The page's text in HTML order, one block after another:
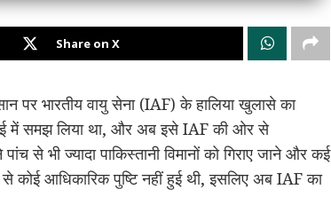
Share on X
पर भारतीय वायु सेना (IAF) के हालिया खुलासे का
मई में समझ लिया था, और अब इसे IAF की ओर से
से भी ज्यादा पाकिस्तानी विमानों को गिराए जाने और कई
आधिकारिक पुष्टि नहीं हुई थी, इसलिए अब IAF का